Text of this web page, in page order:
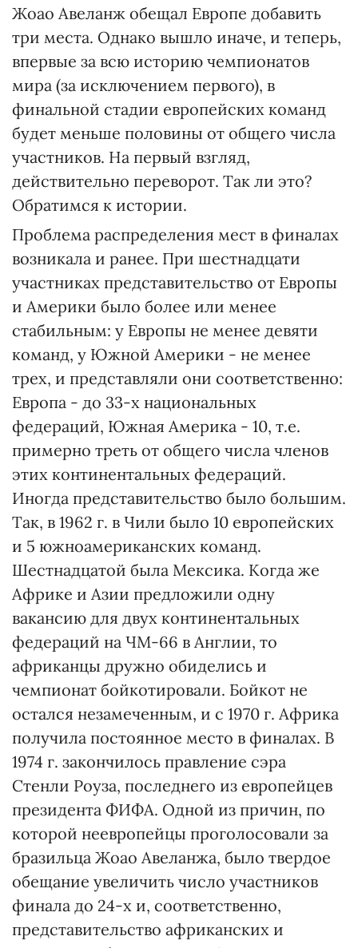
Жоао Авеланж обещал Европе добавить
три места. Однако вышло иначе, и теперь,
впервые за всю историю чемпионатов
мира (за исключением первого), в
финальной стадии европейских команд
будет меньше половины от общего числа
участников. На первый взгляд,
действительно переворот. Так ли это?
Обратимся к истории.
Проблема распределения мест в финалах
возникала и ранее. При шестнадцати
участниках представительство от Европы
и Америки было более или менее
стабильным: у Европы не менее девяти
команд, у Южной Америки - не менее
трех, и представляли они соответственно:
Европа - до 33-х национальных
федераций, Южная Америка - 10, т.е.
примерно треть от общего числа членов
этих континентальных федераций.
Иногда представительство было большим.
Так, в 1962 г. в Чили было 10 европейских
и 5 южноамериканских команд.
Шестнадцатой была Мексика. Когда же
Африке и Азии предложили одну
вакансию для двух континентальных
федераций на ЧМ-66 в Англии, то
африканцы дружно обиделись и
чемпионат бойкотировали. Бойкот не
остался незамеченным, и с 1970 г. Африка
получила постоянное место в финалах. В
1974 г. закончилось правление сэра
Стенли Роуза, последнего из европейцев
президента ФИФА. Одной из причин, по
которой неевропейцы проголосовали за
бразильца Жоао Авеланжа, было твердое
обещание увеличить число участников
финала до 24-х и, соответственно,
представительство африканских и